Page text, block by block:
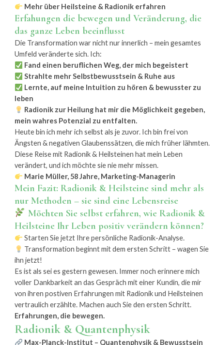
Mehr über Heilsteine & Radionik erfahren
Erfahungen die bewegen und Veränderung, die
das ganze Leben beeinflusst
Die Transformation war nicht nur innerlich – mein gesamtes
Umfeld veränderte sich. Ich:
Fand einen beruflichen Weg, der mich begeistert
Strahlte mehr Selbstbewusstsein & Ruhe aus
Lernte, auf meine Intuition zu hören & bewusster zu
leben
Radionik zur Heilung hat mir die Möglichkeit gegeben,
mein wahres Potenzial zu entfalten.
Heute bin ich mehr ich selbst als je zuvor. Ich bin frei von
Ängsten & negativen Glaubenssätzen, die mich früher lähmten.
Diese Reise mit Radionik & Heilsteinen hat mein Leben
verändert, und ich möchte sie nie mehr missen.
Marie Müller, 58 Jahre, Marketing-Managerin
Mein Fazit: Radionik & Heilsteine sind mehr als
nur Methoden – sie sind eine Lebensreise
Möchten Sie selbst erfahren, wie Radionik &
Heilsteine Ihr Leben positiv verändern können?
Starten Sie jetzt Ihre persönliche Radionik-Analyse.
Transformation beginnt mit dem ersten Schritt – wagen Sie
ihn jetzt!
Es ist als sei es gestern gewesen. Immer noch erinnere mich
voller Dankbarkeit an das Gespräch mit einer Kundin, die mir
von ihren postiven Erfahrungen mit Radionik und Heilsteinen
vertraulich erzählte. Machen auch Sie den ersten Schritt.
Erfahrungen, die bewegen.
Radionik & Quantenphysik
Max-Planck-Institut – Quantenphysik & Bewusstsein